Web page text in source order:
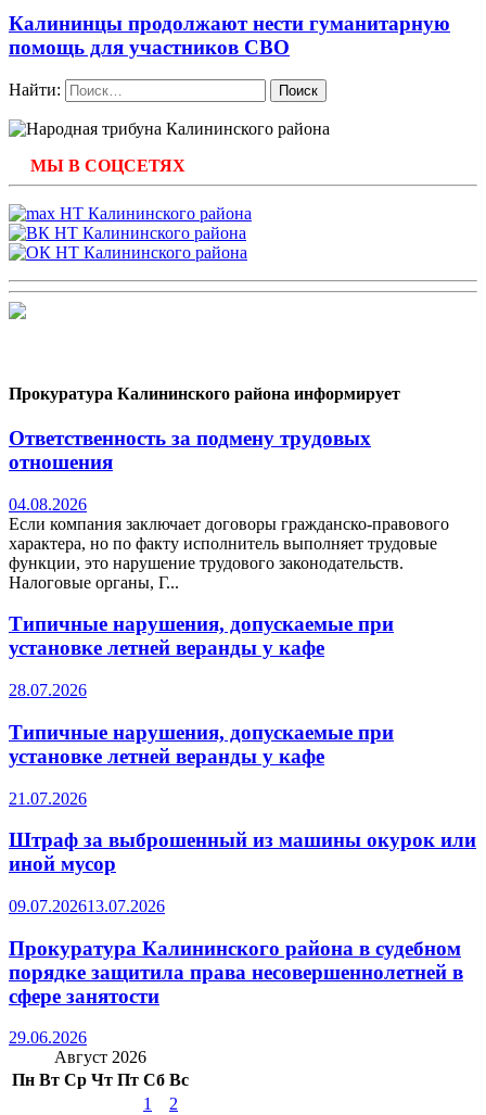
Калининцы продолжают нести гуманитарную
помощь для участников СВО
Найти:
МЫ В СОЦСЕТЯХ
Прокуратура Калининского района информирует
Ответственность за подмену трудовых
отношения
04.08.2026
Если компания заключает договоры гражданско-правового
характера, но по факту исполнитель выполняет трудовые
функции, это нарушение трудового законодательств.
Налоговые органы, Г...
Типичные нарушения, допускаемые при
установке летней веранды у кафе
28.07.2026
Типичные нарушения, допускаемые при
установке летней веранды у кафе
21.07.2026
Штраф за выброшенный из машины окурок или
иной мусор
09.07.202613.07.2026
Прокуратура Калининского района в судебном
порядке защитила права несовершеннолетней в
сфере занятости
29.06.2026
Август 2026
Пн Вт Ср Чт Пт Сб Вс
1
2